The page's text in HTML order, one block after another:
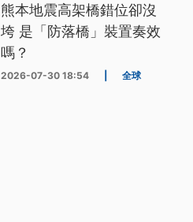
熊本地震高架橋錯位卻沒
垮 是「防落橋」裝置奏效
嗎？
2026-07-30 18:54 全球